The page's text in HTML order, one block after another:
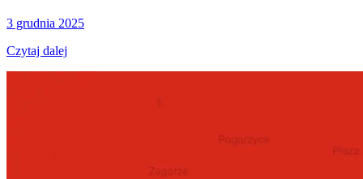
3 grudnia 2025
Czytaj dalej